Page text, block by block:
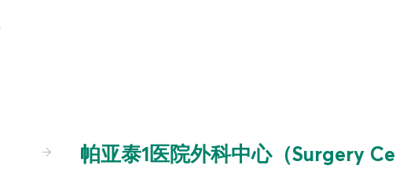
支付 消息
帕亚泰1医院外科中心（Surgery